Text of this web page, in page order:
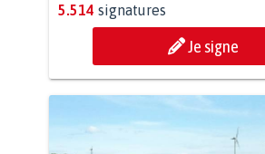
5.514 signatures
Je signe